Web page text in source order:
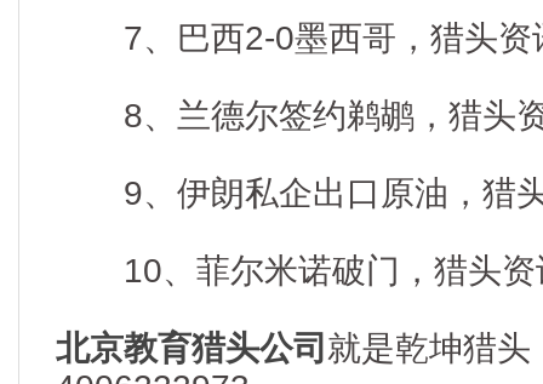
7、巴西2-0墨西哥，猎头资
8、兰德尔签约鹈鹕，猎头
9、伊朗私企出口原油，猎
10、菲尔米诺破门，猎头资
北京教育猎头公司 就是乾坤猎头